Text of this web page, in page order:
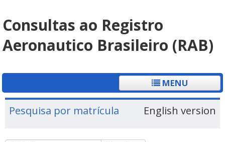
Consultas ao Registro
Aeronautico Brasileiro (RAB)
MENU
Pesquisa por matrícula English version